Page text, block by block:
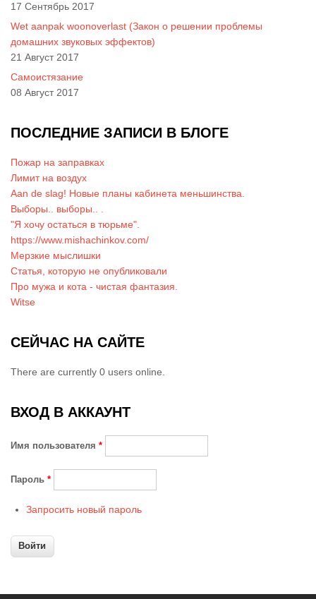
17 Сентябрь 2017
Wet aanpak woonoverlast (Закон о решении проблемы
домашних звуковых эффектов)
21 Август 2017
Самоистязание
08 Август 2017
ПОСЛЕДНИЕ ЗАПИСИ В БЛОГЕ
Пожар на заправках
Лимит на воздух
Aan de slag! Новые планы кабинета меньшинства.
Выборы.. выборы.. .
"Я хочу остаться в тюрьме".
https://www.mishachinkov.com/
Мерзкие мыслишки
Статья, которую не опубликовали
Про мужа и кота - чистая фантазия.
Witse
СЕЙЧАС НА САЙТЕ
There are currently 0 users online.
ВХОД В АККАУНТ
Имя пользователя *
Пароль *
Запросить новый пароль